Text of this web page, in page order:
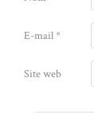
E-mail*
Site web